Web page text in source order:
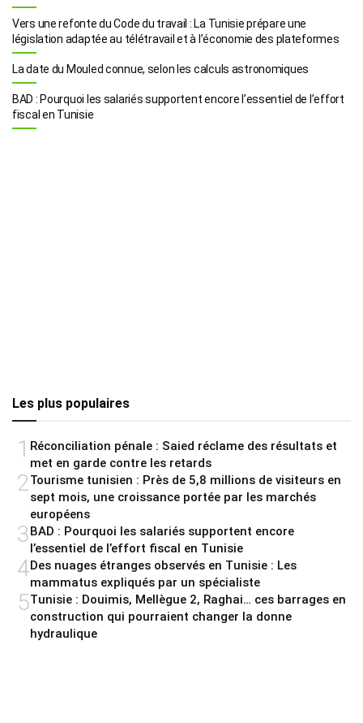
Vers une refonte du Code du travail : La Tunisie prépare une
législation adaptée au télétravail et à l’économie des plateformes
La date du Mouled connue, selon les calculs astronomiques
BAD : Pourquoi les salariés supportent encore l’essentiel de l’effort
fiscal en Tunisie
Les plus populaires
1 Réconciliation pénale : Saied réclame des résultats et
met en garde contre les retards
2Tourisme tunisien : Près de 5,8 millions de visiteurs en
sept mois, une croissance portée par les marchés
européens
3BAD : Pourquoi les salariés supportent encore
l’essentiel de l’effort fiscal en Tunisie
4Des nuages étranges observés en Tunisie : Les
mammatus expliqués par un spécialiste
5Tunisie : Douimis, Mellègue 2, Raghai… ces barrages en
construction qui pourraient changer la donne
hydraulique